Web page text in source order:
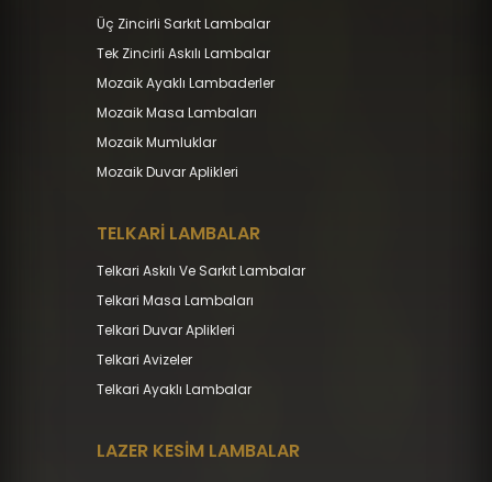
Üç Zincirli Sarkıt Lambalar
Tek Zincirli Askılı Lambalar
Mozaik Ayaklı Lambaderler
Mozaik Masa Lambaları
Mozaik Mumluklar
Mozaik Duvar Aplikleri
TELKARİ LAMBALAR
Telkari Askılı Ve Sarkıt Lambalar
Telkari Masa Lambaları
Telkari Duvar Aplikleri
Telkari Avizeler
Telkari Ayaklı Lambalar
LAZER KESİM LAMBALAR